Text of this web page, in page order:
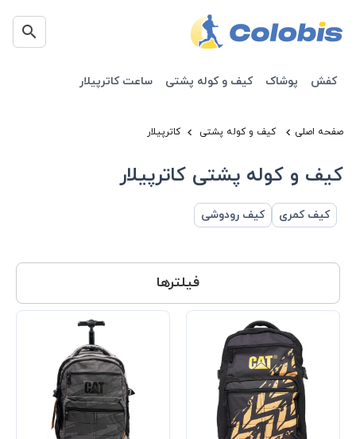
کفش پوشاک کیف و کوله پشتی ساعت کاترپیلار
صفحه اصلی کیف و کوله پشتی کاترپیلار
کیف و کوله پشتی کاترپیلار
کیف کمری کیف رودوشی
فیلترها